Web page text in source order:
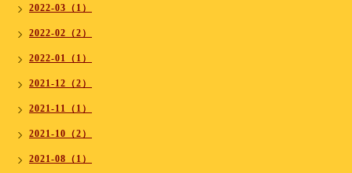
2022-03（1）
2022-02（2）
2022-01（1）
2021-12（2）
2021-11（1）
2021-10（2）
2021-08（1）